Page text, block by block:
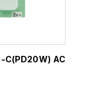
C(PD20W) AC